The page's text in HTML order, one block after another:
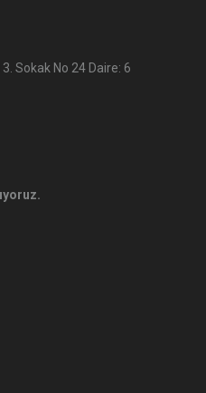
Sokak No 24 Daire: 6